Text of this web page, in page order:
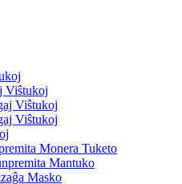
Viŝtukoj
Viŝtukoj
Viŝtukoj
Monera Tuketo
Mantuko
Masko